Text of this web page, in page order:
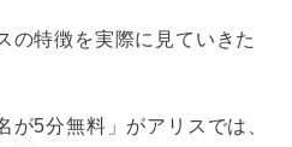
の特徴を実際に見ていきた
が5分無料」がアリスでは、